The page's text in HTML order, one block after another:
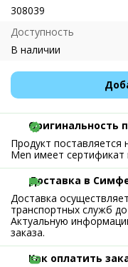
308039
Доступность
В наличии
Оригинальность
Продукт поставляется
Men имеет сертификат
Доставка в
Доставка
транспортных служб
Актуальную
заказа.
Как оплатить